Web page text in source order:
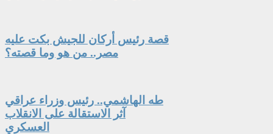
قصة رئيس أركان للجيش بكت عليه
مصر.. من هو وما قصته؟
طه الهاشمي.. رئيس وزراء عراقي
آثر الاستقالة على الانقلاب
العسكري